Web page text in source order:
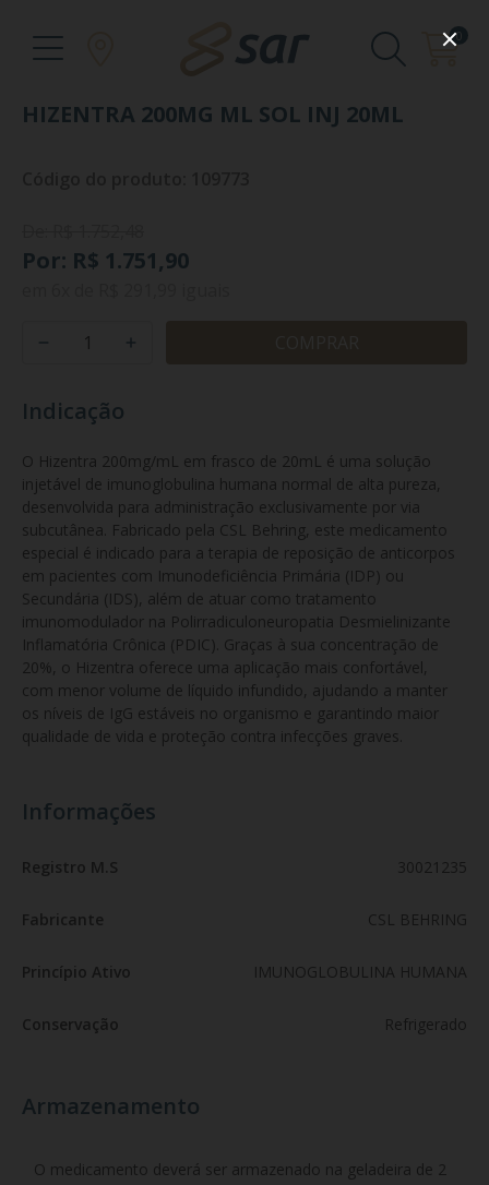
0
HIZENTRA 200MG ML SOL INJ 20ML
Por: R$ 1.751,90
Indicação
O Hizentra 200mg/mL em frasco de 20mL é uma solução
injetável de imunoglobulina humana normal de alta pureza,
desenvolvida para administração exclusivamente por via
subcutânea. Fabricado pela CSL Behring, este medicamento
especial é indicado para a terapia de reposição de anticorpos
em pacientes com Imunodeficiência Primária (IDP) ou
Secundária (IDS), além de atuar como tratamento
imunomodulador na Polirradiculoneuropatia Desmielinizante
Inflamatória Crônica (PDIC). Graças à sua concentração de
20%, o Hizentra oferece uma aplicação mais confortável,
com menor volume de líquido infundido, ajudando a manter
os níveis de IgG estáveis no organismo e garantindo maior
qualidade de vida e proteção contra infecções graves.
Informações
Registro M.S 30021235
Fabricante CSL BEHRING
Princípio Ativo IMUNOGLOBULINA HUMANA
Conservação Refrigerado
Armazenamento
O medicamento deverá ser armazenado na geladeira de 2